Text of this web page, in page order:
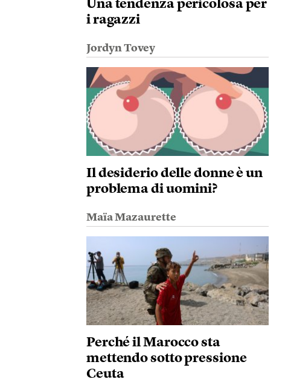
Una tendenza pericolosa per
i ragazzi
Jordyn Tovey
Il desiderio delle donne è un
problema di uomini?
Maïa Mazaurette
Perché il Marocco sta
mettendo sotto pressione
Ceuta